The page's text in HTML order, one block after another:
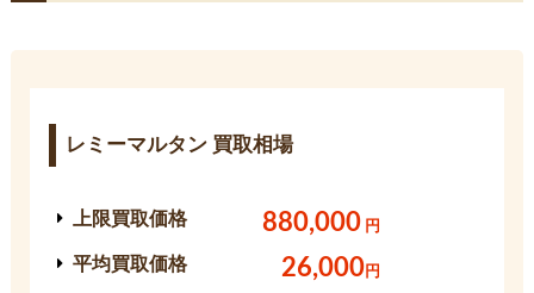
レミーマルタン 買取相場
上限買取価格 880,000 円
平均買取価格 26,000円